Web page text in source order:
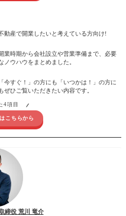
動産で開業したいと考えている方向け!
業時期から会社設立や営業準備まで、必要
ノウハウをまとめました。
「今すぐ！」の方にも「いつかは！」の方に
もぜひご覧いただきたい内容です。
4項目
こちらから
締役 荒川 竜介